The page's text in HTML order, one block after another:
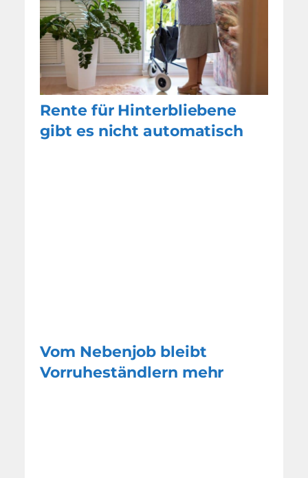
Rente für Hinterbliebene
gibt es nicht automatisch
Vom Nebenjob bleibt
Vorruheständlern mehr